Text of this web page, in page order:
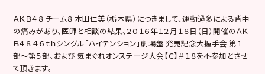
ＡＫＢ４８ チーム８ 本田仁美（栃木県）につきまして、運動過多による背中
の痛みがあり、医師と相談の結果、２０１６年１２月１８日（日）開催のＡＫ
Ｂ４８ ４６ｔｈシングル「ハイテンション」劇場盤 発売記念大握手会 第１
部〜第５部、および 気まぐれオンステージ大会【Ｃ】＃１８を不参加とさせ
て頂きます。